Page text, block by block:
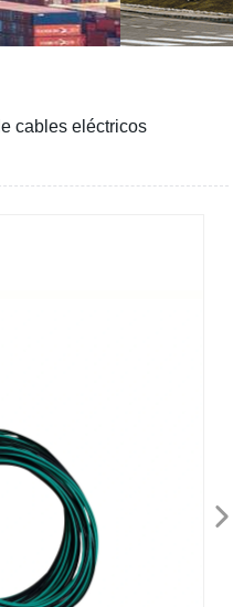
cables eléctricos